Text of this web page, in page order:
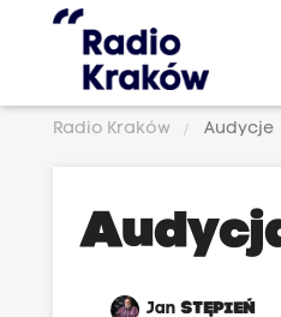
Radio Kraków Audycje
JanSTĘPIEŃ